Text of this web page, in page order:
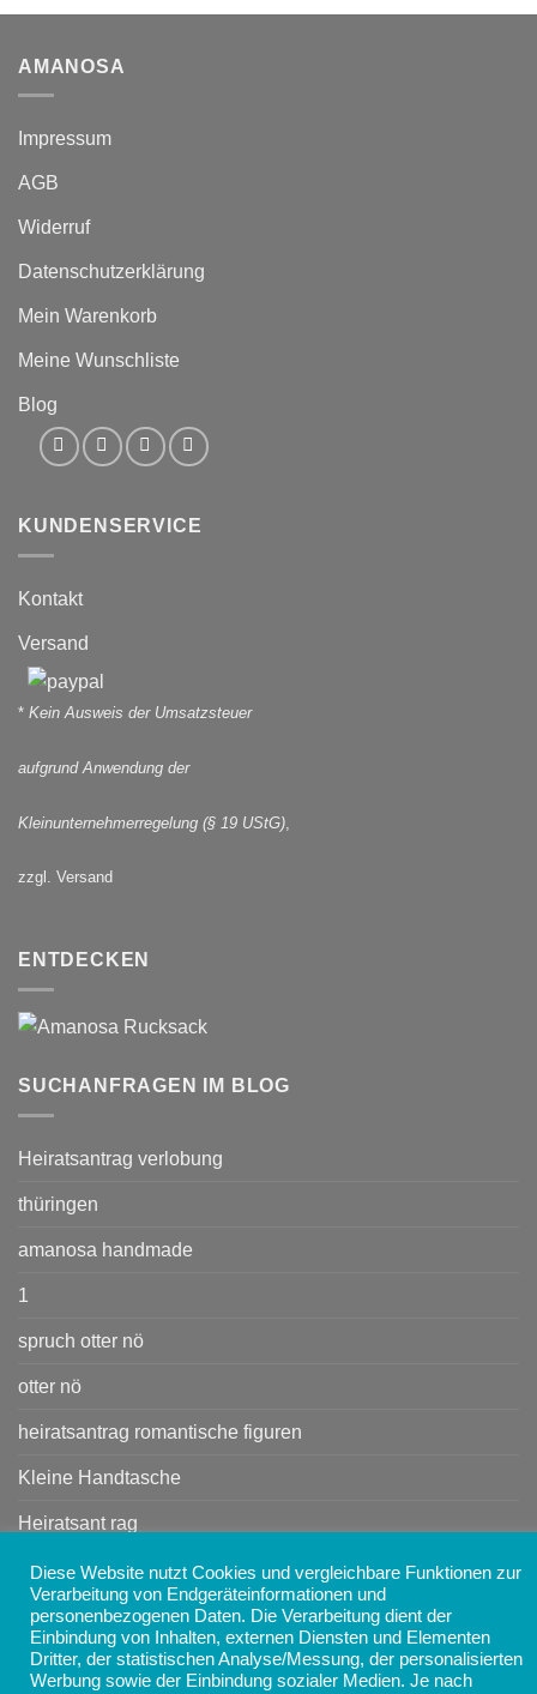
AMANOSA
Impressum
AGB
Widerruf
Datenschutzerklärung
Mein Warenkorb
Meine Wunschliste
Blog
KUNDENSERVICE
Kontakt
Versand
* Kein Ausweis der Umsatzsteuer
aufgrund Anwendung der
Kleinunternehmerregelung (§ 19 UStG)
zzgl. Versand
ENTDECKEN
SUCHANFRAGEN IM BLOG
Heiratsantrag verlobung
thüringen
amanosa handmade
1
spruch otter nö
otter nö
heiratsantrag romantische figuren
Kleine Handtasche
Heiratsant rag
Handtasche
Copyright 2026 ©AMANOSA - Schmuck, Taschen,
Accessoires und Geschenke online kaufen
Diese Website nutzt Cookies und vergleichbare Funktionen zur
Verarbeitung von Endgeräteinformationen und
personenbezogenen Daten. Die Verarbeitung dient der
Einbindung von Inhalten, externen Diensten und Elementen
Dritter, der statistischen Analyse/Messung, der personalisierten
Werbung sowie der Einbindung sozialer Medien. Je nach